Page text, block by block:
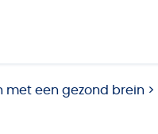
met een gezond brein >